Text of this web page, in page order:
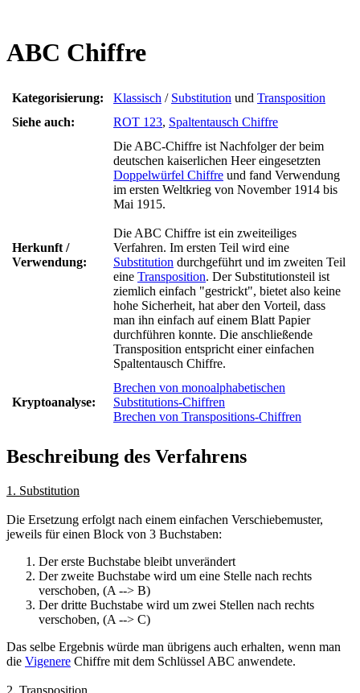
ABC Chiffre
Kategorisierung: Klassisch / Substitution und Transposition
Siehe auch:
ROT 123, Spaltentausch Chiffre
Herkunft /
Verwendung:
Die ABC-Chiffre ist Nachfolger der beim
deutschen kaiserlichen Heer eingesetzten
Doppelwürfel Chiffre und fand Verwendung
im ersten Weltkrieg von November 1914 bis
Mai 1915.
Die ABC Chiffre ist ein zweiteiliges
Verfahren. Im ersten Teil wird eine
Substitution durchgeführt und im zweiten Teil
eine Transposition. Der Substitutionsteil ist
ziemlich einfach "gestrickt", bietet also keine
hohe Sicherheit, hat aber den Vorteil, dass
man ihn einfach auf einem Blatt Papier
durchführen konnte. Die anschließende
Transposition entspricht einer einfachen
Spaltentausch Chiffre.
Kryptoanalyse:
Brechen von monoalphabetischen
Substitutions-Chiffren
Brechen von Transpositions-Chiffren
Beschreibung des Verfahrens
1. Substitution
Die Ersetzung erfolgt nach einem einfachen Verschiebemuster,
jeweils für einen Block von 3 Buchstaben:
Der erste Buchstabe bleibt unverändert
Der zweite Buchstabe wird um eine Stelle nach rechts
verschoben, (A --> B)
Der dritte Buchstabe wird um zwei Stellen nach rechts
verschoben, (A --> C)
Das selbe Ergebnis würde man übrigens auch erhalten, wenn man
die Vigenere Chiffre mit dem Schlüssel ABC anwendete.
2. Transposition